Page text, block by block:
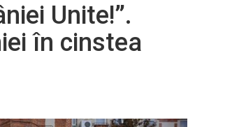
Unite!”.
în cinstea